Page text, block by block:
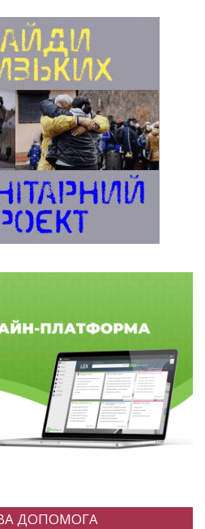
ДОПОМОГА